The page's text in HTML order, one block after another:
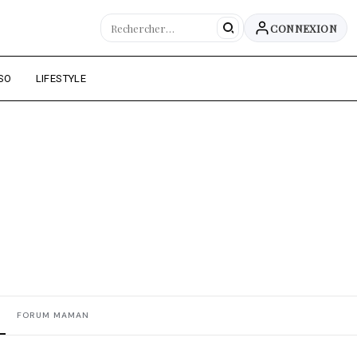
CONNEXION
LIFESTYLE
FORUM MAMAN